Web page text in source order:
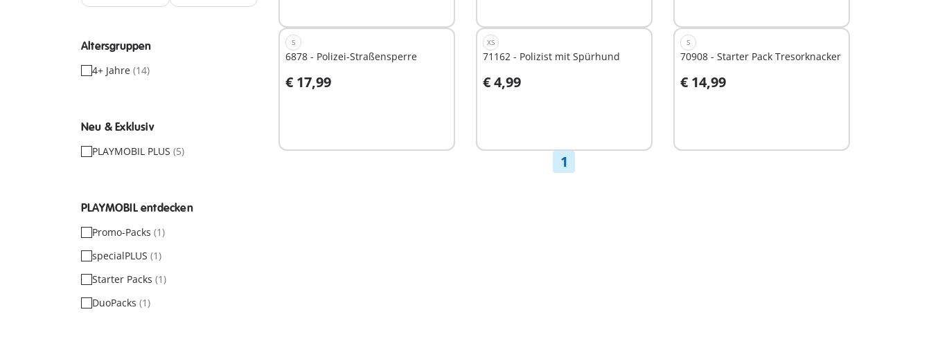
Altersgruppen
4+ Jahre (14)
Neu & Exklusiv
PLAYMOBIL PLUS (5)
PLAYMOBIL entdecken
Promo-Packs (1)
specialPLUS (1)
Starter Packs (1)
DuoPacks (1)
S
6878 - Polizei-Straßensperre
€ 17,99
In den Warenkorb
XS
71162 - Polizist mit Spürhund
€ 4,99
In den Warenkorb
S
70908 - Starter Pack Tresorknacker
€ 14,99
1